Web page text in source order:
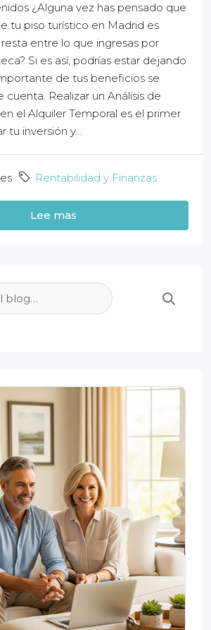
¿Alguna vez has pensado que
tu piso turístico en Madrid es
entre lo que ingresas por
Si es así, podrías estar dejando
de tus beneficios se
cuenta. Realizar un Análisis de
el Alquiler Temporal es el primer
tu inversión y...
Rentabilidad y Finanzas
Lee mas